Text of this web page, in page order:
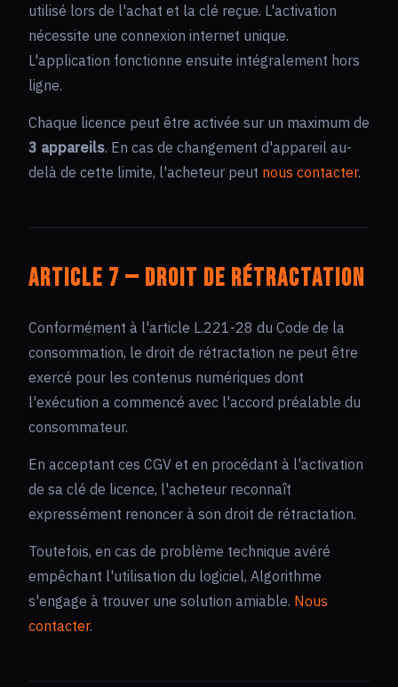
utilisé lors de l'achat et la clé reçue. L'activation
nécessite une connexion internet unique.
L'application fonctionne ensuite intégralement hors
ligne.
Chaque licence peut être activée sur un maximum de
3 appareils. En cas de changement d'appareil au-
delà de cette limite, l'acheteur peut nous contacter.
Article 7 — Droit de rétractation
Conformément à l'article L.221-28 du Code de la
consommation, le droit de rétractation ne peut être
exercé pour les contenus numériques dont
l'exécution a commencé avec l'accord préalable du
consommateur.
En acceptant ces CGV et en procédant à l'activation
de sa clé de licence, l'acheteur reconnaît
expressément renoncer à son droit de rétractation.
Toutefois, en cas de problème technique avéré
empêchant l'utilisation du logiciel, Algorithme
s'engage à trouver une solution amiable. Nous
contacter.